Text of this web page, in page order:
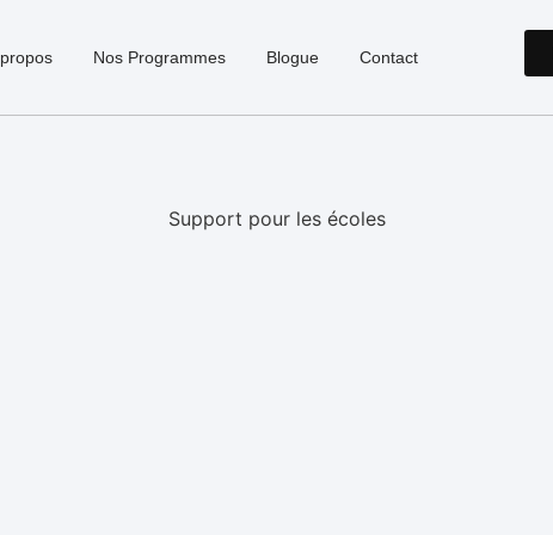
Nos Programmes Blogue Contact